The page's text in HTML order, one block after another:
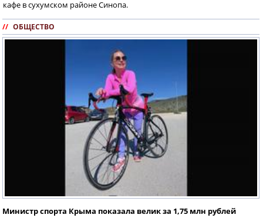
кафе в сухумском районе Синопа.
// ОБЩЕСТВО
Министр спорта Крыма показала велик за 1,75 млн рублей